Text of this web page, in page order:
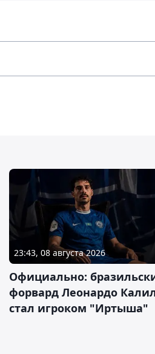
23:43, 08 августа 2026
Официально:
форвард Леонардо
стал игроком "Иртыша"